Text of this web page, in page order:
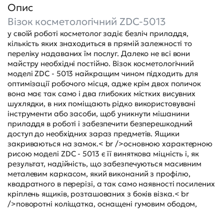
Опис
Візок косметологічний ZDC-5013
у своїй роботі косметолог задіє безліч приладдя,
кількість яких знаходиться в прямій залежності то
переліку надаваних їм послуг. Далеко не всі вони
майстру необхідні постійно. Візок косметологічний
моделі ZDC - 5013 найкращим чином підходить для
оптимізації робочого місця, адже крім двох поличок
вона має так само і два глибоких містких висувних
шухлядки, в них поміщають рідко використовувані
інструменти або засоби, щоб уникнути мішанини
приладдя в роботі і забезпечити безперешкодний
доступ до необхідних зараз предметів. Ящики
закриваються на замок.< br />основною характерною
рисою моделі ZDC - 5013 є її виняткова міцність і, як
результат, надійність, що забезпечуються масивним
металевим каркасом, який виконаний з профілю,
квадратного в перерізі, а так само наявності посилених
кріплень ящиків, розташованих з боків візка.< br
/>поворотні коліщатка, оснащені гумовим ободом,